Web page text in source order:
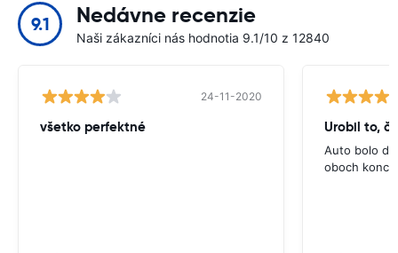
9.1 Nedávne recenzie
Naši zákazníci nás hodnotia 9.1/10 z 12840
24-11-2020
všetko perfektné
Auto bolo
oboch